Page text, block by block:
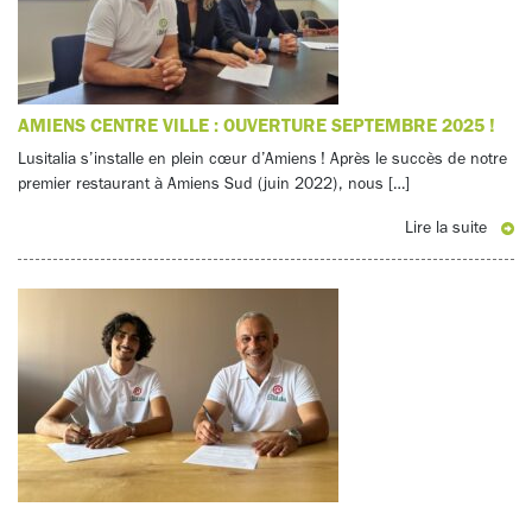
AMIENS CENTRE VILLE : OUVERTURE SEPTEMBRE 2025 !
Lusitalia s’installe en plein cœur d’Amiens ! Après le succès de notre
premier restaurant à Amiens Sud (juin 2022), nous […]
Lire la suite